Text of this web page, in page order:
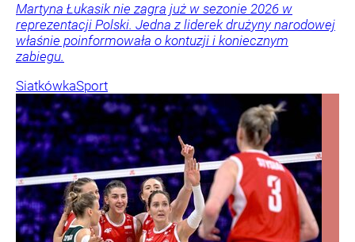
Martyna Łukasik nie zagra już w sezonie 2026 w
reprezentacji Polski. Jedna z liderek drużyny narodowej
właśnie poinformowała o kontuzji i koniecznym
zabiegu.
SiatkówkaSport